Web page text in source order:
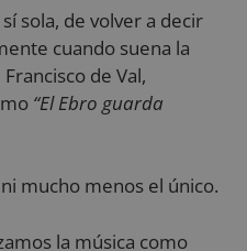
sola, de volver a decir
cuando suena la
de Val,
“El Ebro guarda
mucho menos el único.
la música como
Proveedor
Dominio
Vencimiento
.youtube.com
semanas